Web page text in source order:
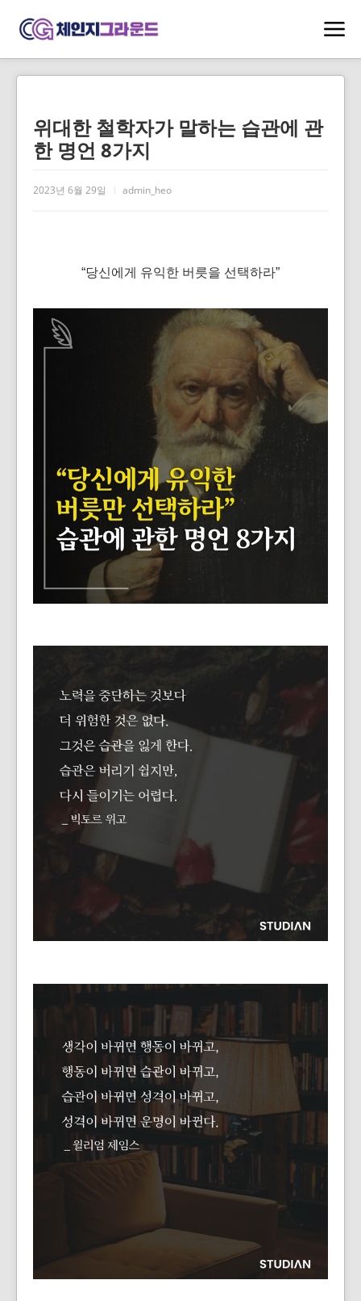
위대한 철학자가 말하는 습관에 관
한 명언 8가지
2023년 6월 29일 admin_heo
“당신에게 유익한 버릇을 선택하라”